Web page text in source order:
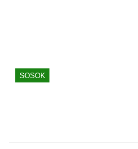
SOSOK